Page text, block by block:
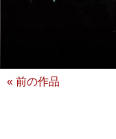
« 前の作品